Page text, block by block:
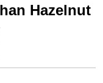
Hazelnut